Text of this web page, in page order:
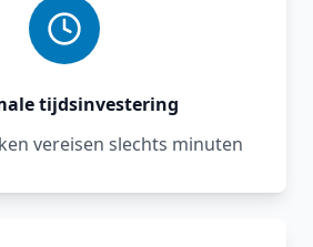
tijdsinvestering
vereisen slechts minuten